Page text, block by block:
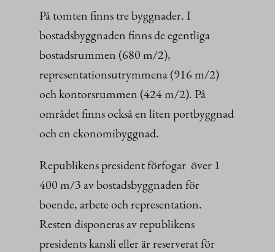
På tomten finns tre byggnader. I
bostadsbyggnaden finns de egentliga
bostadsrummen (680 m/2),
representationsutrymmena (916 m/2)
och kontorsrummen (424 m/2). På
området finns också en liten portbyggnad
och en ekonomibyggnad.
Republikens president förfogar över 1
400 m/3 av bostadsbyggnaden för
boende, arbete och representation.
Resten disponeras av republikens
presidents kansli eller är reserverat för